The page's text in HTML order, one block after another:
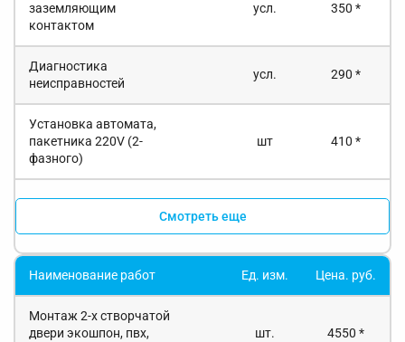
заземляющим
контактом
усл. 350 *
Диагностика
неисправностей
усл. 290 *
Установка автомата,
пакетника 220V (2-
фазного)
шт 410 *
Смотреть еще
Наименование работ Ед. изм. Цена. руб.
Монтаж 2-х створчатой
двери экошпон, пвх,
шт. 4550 *